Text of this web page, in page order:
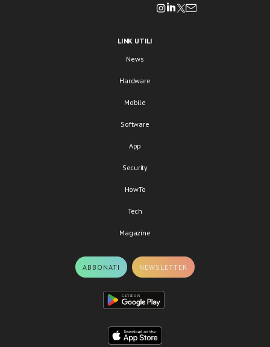
LINK UTILI
News
Hardware
Mobile
Software
App
Security
HowTo
Tech
Magazine
ABBONATI NEWSLETTER